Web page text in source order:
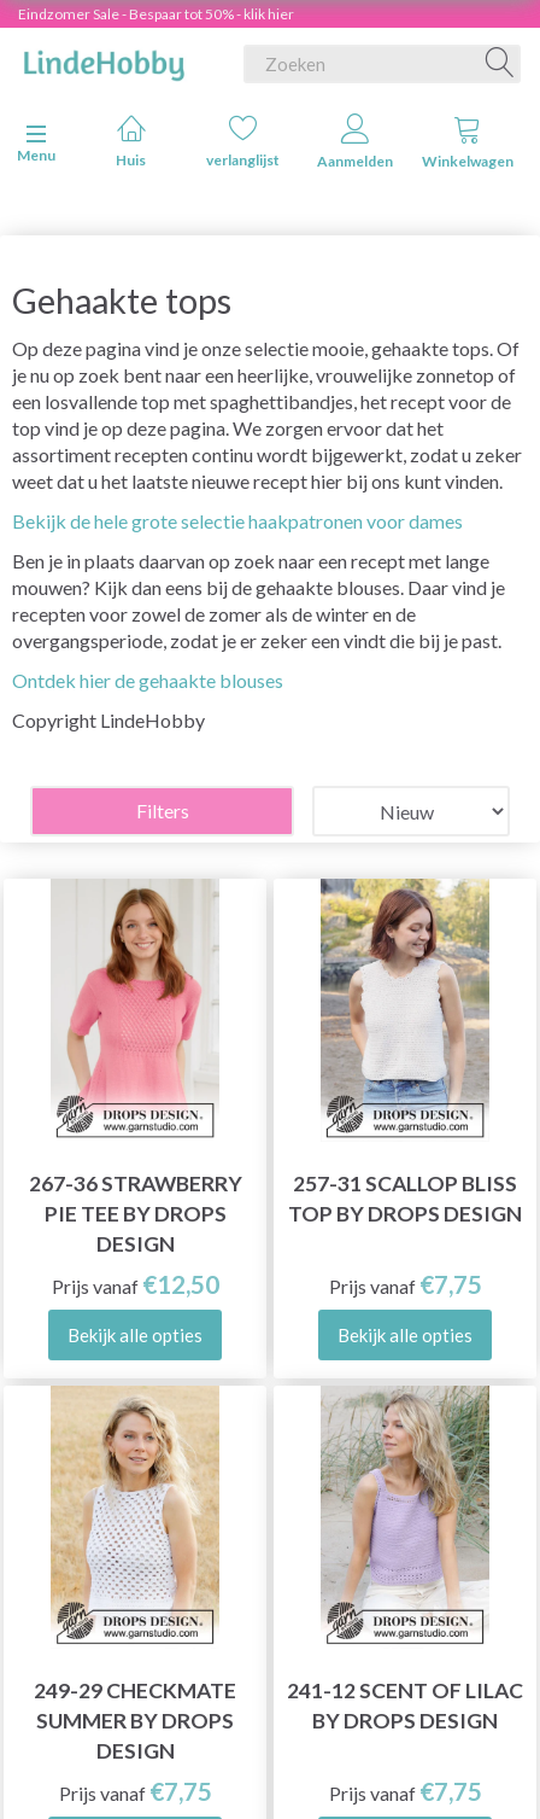
Eindzomer Sale - Bespaar tot 50% - klik hier
Navigatie in-/uitschakelen
Menu
Huis verlanglijst Aanmelden Winkelwagen
Gehaakte tops
Op deze pagina vind je onze selectie mooie, gehaakte tops. Of
je nu op zoek bent naar een heerlijke, vrouwelijke zonnetop of
een losvallende top met spaghettibandjes, het recept voor de
top vind je op deze pagina. We zorgen ervoor dat het
assortiment recepten continu wordt bijgewerkt, zodat u zeker
weet dat u het laatste nieuwe recept hier bij ons kunt vinden.
Bekijk de hele grote selectie haakpatronen voor dames
Ben je in plaats daarvan op zoek naar een recept met lange
mouwen? Kijk dan eens bij de gehaakte blouses. Daar vind je
recepten voor zowel de zomer als de winter en de
overgangsperiode, zodat je er zeker een vindt die bij je past.
Ontdek hier de gehaakte blouses
Copyright LindeHobby
Filters
267-36 STRAWBERRY
PIE TEE BY DROPS
DESIGN
Prijs vanaf €12,50
Bekijk alle opties
257-31 SCALLOP BLISS
TOP BY DROPS DESIGN
Prijs vanaf €7,75
Bekijk alle opties
249-29 CHECKMATE
SUMMER BY DROPS
DESIGN
Prijs vanaf €7,75
241-12 SCENT OF LILAC
BY DROPS DESIGN
Prijs vanaf €7,75